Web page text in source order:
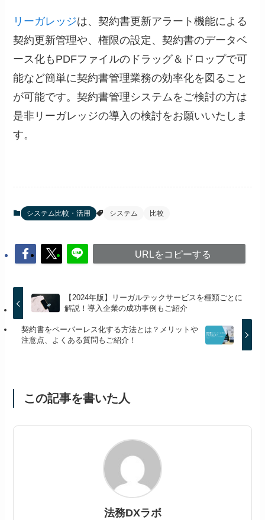
リーガレッジは、契約書更新アラート機能による
契約更新管理や、権限の設定、契約書のデータベ
ース化もPDFファイルのドラッグ＆ドロップで可
能など簡単に契約書管理業務の効率化を図ること
が可能です。契約書管理システムをご検討の方は
是非リーガレッジの導入の検討をお願いいたしま
す。
システム比較・活用 システム 比較
URLをコピーする
【2024年版】リーガルテックサービスを種類ごとに
解説！導入企業の成功事例もご紹介
契約書をペーパーレス化する方法とは？メリットや
注意点、よくある質問もご紹介！
この記事を書いた人
法務DXラボ